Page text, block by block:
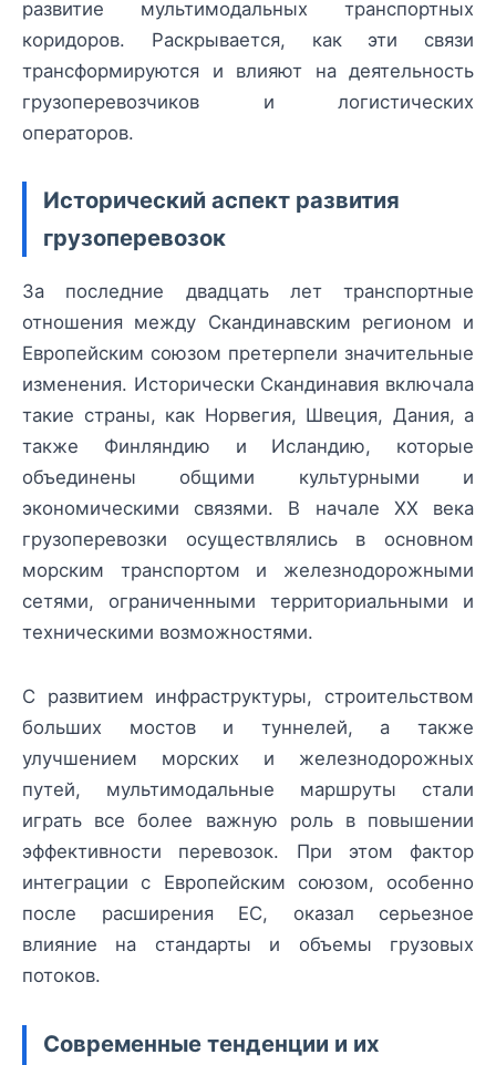
развитие мультимодальных транспортных
коридоров. Раскрывается, как эти связи
трансформируются и влияют на деятельность
грузоперевозчиков и логистических
операторов.
Исторический аспект развития
грузоперевозок
За последние двадцать лет транспортные
отношения между Скандинавским регионом и
Европейским союзом претерпели значительные
изменения. Исторически Скандинавия включала
такие страны, как Норвегия, Швеция, Дания, а
также Финляндию и Исландию, которые
объединены общими культурными и
экономическими связями. В начале XX века
грузоперевозки осуществлялись в основном
морским транспортом и железнодорожными
сетями, ограниченными территориальными и
техническими возможностями.
С развитием инфраструктуры, строительством
больших мостов и туннелей, а также
улучшением морских и железнодорожных
путей, мультимодальные маршруты стали
играть все более важную роль в повышении
эффективности перевозок. При этом фактор
интеграции с Европейским союзом, особенно
после расширения ЕС, оказал серьезное
влияние на стандарты и объемы грузовых
потоков.
Современные тенденции и их